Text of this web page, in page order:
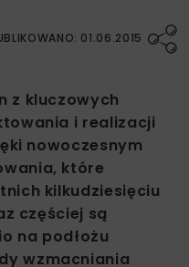
01.06.2015
z kluczowych
i realizacji
nowoczesnym
które
kilkudziesięciu
częściej są
na podłożu
wzmacniania